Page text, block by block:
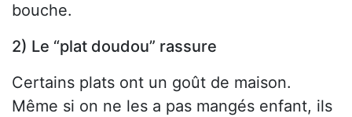
bouche.
2) Le “plat doudou” rassure
Certains plats ont un goût de maison.
Même si on ne les a pas mangés enfant, ils